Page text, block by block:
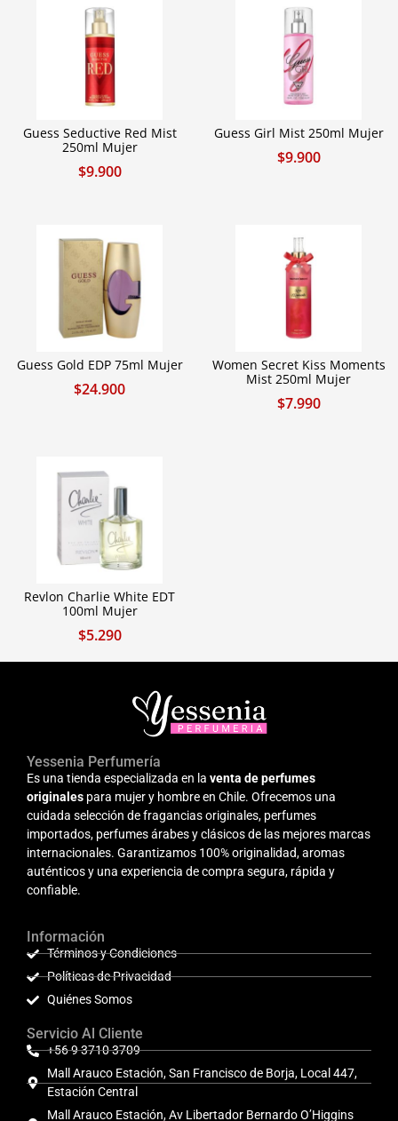
Guess Seductive Red Mist
250ml Mujer
$9.900
Guess Girl Mist 250ml Mujer
$9.900
Guess Gold EDP 75ml Mujer
$24.900
Women Secret Kiss Moments
Mist 250ml Mujer
$7.990
Revlon Charlie White EDT
100ml Mujer
$5.290
Yessenia Perfumería
Es una tienda especializada en la venta de perfumes
originales para mujer y hombre en Chile. Ofrecemos una
cuidada selección de fragancias originales, perfumes
importados, perfumes árabes y clásicos de las mejores marcas
internacionales. Garantizamos 100% originalidad, aromas
auténticos y una experiencia de compra segura, rápida y
confiable.
Información
Términos y Condiciones
Políticas de Privacidad
Quiénes Somos
Servicio Al Cliente
+56 9 3710 3709
Mall Arauco Estación, San Francisco de Borja, Local 447,
Estación Central
Mall Arauco Estación, Av Libertador Bernardo O’Higgins